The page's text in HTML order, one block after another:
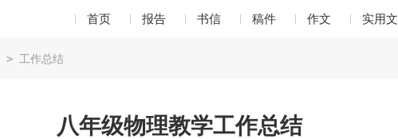
首页 报告 书信 稿件 作文 实用文
> 工作总结
八年级物理教学工作总结